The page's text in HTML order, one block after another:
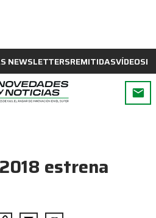
NEWSLETTERSREMITIDASVÍDEOS
estrena